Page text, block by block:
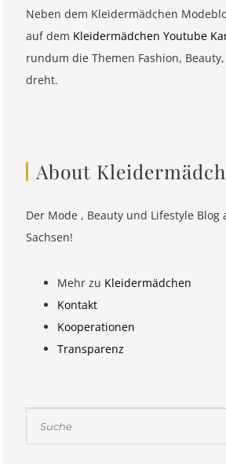
Neben dem Kleidermädchen
auf dem Kleidermädchen Youtube
rundum die Themen Fashion,
dreht.
About
Der Mode , Beauty und Lifestyle Blog
Sachsen!
Mehr zu Kleidermädchen
Kontakt
Kooperationen
Transparenz